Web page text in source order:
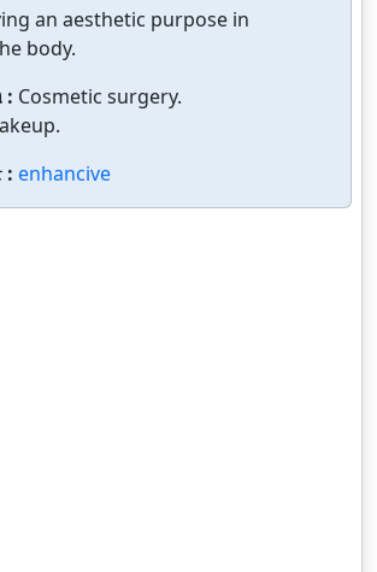
an aesthetic purpose in
body.
: Cosmetic surgery.
: enhancive